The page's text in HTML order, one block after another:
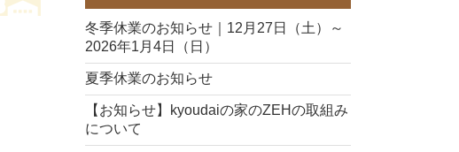
冬季休業のお知らせ｜12月27日（土）～
2026年1月4日（日）
夏季休業のお知らせ
【お知らせ】kyoudaiの家のZEHの取組み
について